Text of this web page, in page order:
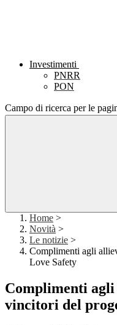
Investimenti
PNRR
PON
Campo di ricerca per le
Home >
Novità >
Le notizie >
Complimenti agli
Love Safety
Complimenti
vincitori del